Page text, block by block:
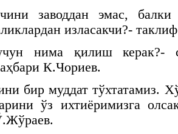
заводдан эмас,
изласакчи?-
нима қилиш керак?-
К.Чориев.
бир муддат тўхтатамиз.
ўз ихтиёримизга